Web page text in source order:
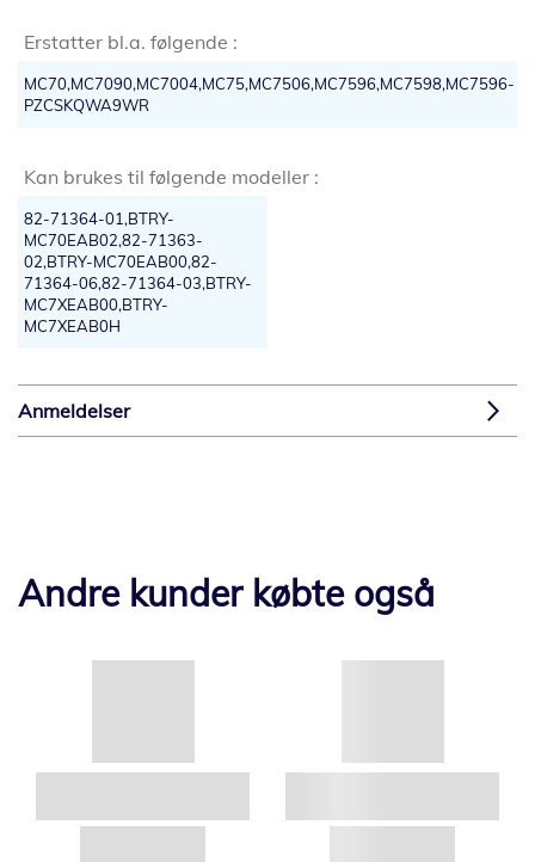
Erstatter bl.a. følgende :
MC70,MC7090,MC7004,MC75,MC7506,MC7596,MC7598,MC7596-
PZCSKQWA9WR
Kan brukes til følgende modeller :
82-71364-01,BTRY-
MC70EAB02,82-71363-
02,BTRY-MC70EAB00,82-
71364-06,82-71364-03,BTRY-
MC7XEAB00,BTRY-
MC7XEAB0H
Anmeldelser
Andre kunder købte også